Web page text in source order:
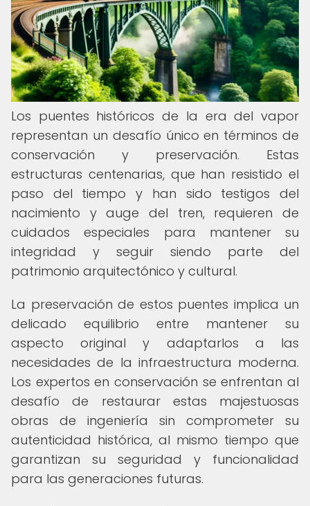
Los puentes históricos de la era del vapor
representan un desafío único en términos de
conservación y preservación. Estas
estructuras centenarias, que han resistido el
paso del tiempo y han sido testigos del
nacimiento y auge del tren, requieren de
cuidados especiales para mantener su
integridad y seguir siendo parte del
patrimonio arquitectónico y cultural.
La preservación de estos puentes implica un
delicado equilibrio entre mantener su
aspecto original y adaptarlos a las
necesidades de la infraestructura moderna.
Los expertos en conservación se enfrentan al
desafío de restaurar estas majestuosas
obras de ingeniería sin comprometer su
autenticidad histórica, al mismo tiempo que
garantizan su seguridad y funcionalidad
para las generaciones futuras.